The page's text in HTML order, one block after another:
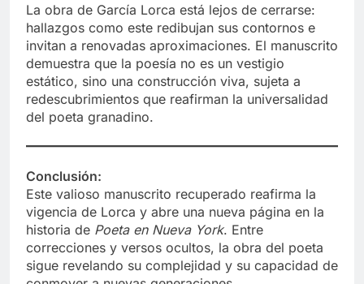
La obra de García Lorca está lejos de cerrarse:
hallazgos como este redibujan sus contornos e
invitan a renovadas aproximaciones. El manuscrito
demuestra que la poesía no es un vestigio
estático, sino una construcción viva, sujeta a
redescubrimientos que reafirman la universalidad
del poeta granadino.
Conclusión:
Este valioso manuscrito recuperado reafirma la
vigencia de Lorca y abre una nueva página en la
historia de Poeta en Nueva York. Entre
correcciones y versos ocultos, la obra del poeta
sigue revelando su complejidad y su capacidad de